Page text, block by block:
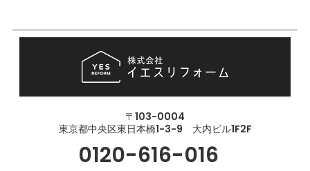
〒103-0004
東京都中央区東日本橋1-3-9 大内ビル1F2F
0120-616-016